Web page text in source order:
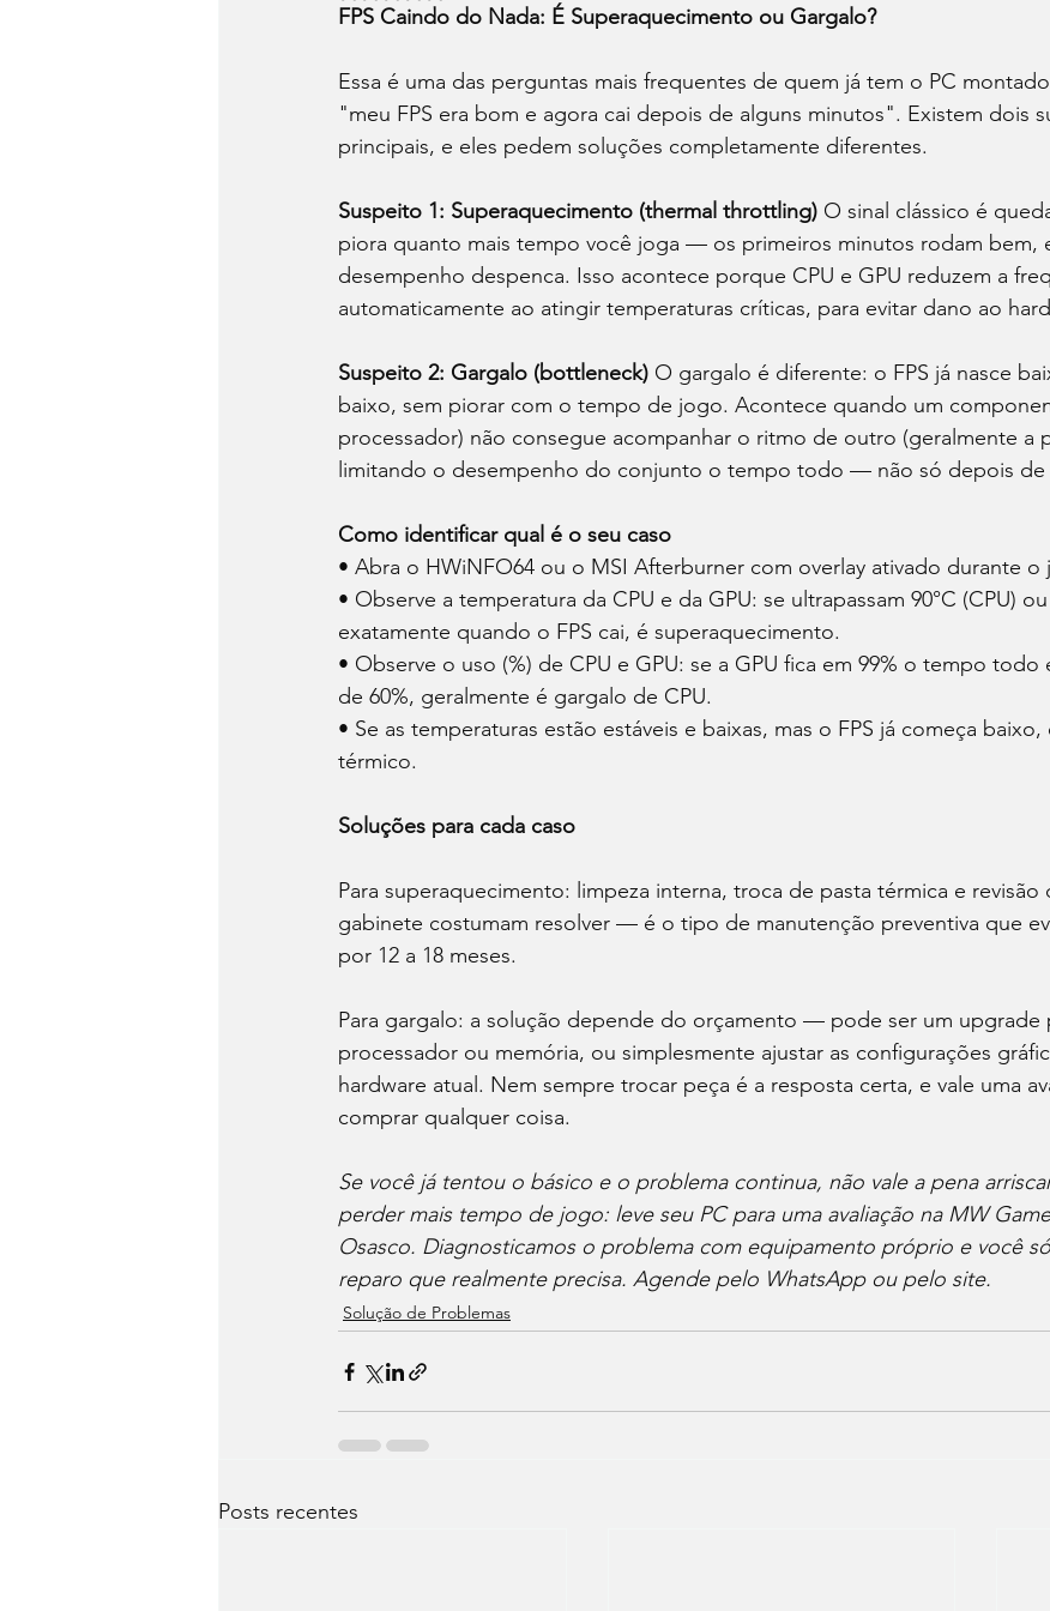
FPS Caindo do Nada: É Superaquecimento ou Gargalo?
Essa é uma das perguntas mais frequentes de quem já tem o PC
"meu FPS era bom e agora cai depois de alguns minutos". Existem dois
principais, e eles pedem soluções completamente diferentes.
Suspeito 1: Superaquecimento (thermal throttling) O sinal clássico é
piora quanto mais tempo você joga — os primeiros minutos rodam bem,
desempenho despenca. Isso acontece porque CPU e GPU reduzem a
automaticamente ao atingir temperaturas críticas, para evitar dano ao
Suspeito 2: Gargalo (bottleneck) O gargalo é diferente: o FPS já nasce
baixo, sem piorar com o tempo de jogo. Acontece quando um
processador) não consegue acompanhar o ritmo de outro (geralmente a
limitando o desempenho do conjunto o tempo todo — não só depois de
Como identificar qual é o seu caso
• Abra o HWiNFO64 ou o MSI Afterburner com overlay ativado durante o
• Observe a temperatura da CPU e da GPU: se ultrapassam 90°C (CPU) ou
exatamente quando o FPS cai, é superaquecimento.
• Observe o uso (%) de CPU e GPU: se a GPU fica em 99% o tempo todo
de 60%, geralmente é gargalo de CPU.
• Se as temperaturas estão estáveis e baixas, mas o FPS já começa
térmico.
Soluções para cada caso
Para superaquecimento: limpeza interna, troca de pasta térmica e
gabinete costumam resolver — é o tipo de manutenção preventiva que
por 12 a 18 meses.
Para gargalo: a solução depende do orçamento — pode ser um upgrade
processador ou memória, ou simplesmente ajustar as configurações
hardware atual. Nem sempre trocar peça é a resposta certa, e vale uma
comprar qualquer coisa.
Se você já tentou o básico e o problema continua, não vale a pena
perder mais tempo de jogo: leve seu PC para uma avaliação na MW
Osasco. Diagnosticamos o problema com equipamento próprio e você
reparo que realmente precisa. Agende pelo WhatsApp ou pelo site.
Solução de Problemas
Posts recentes